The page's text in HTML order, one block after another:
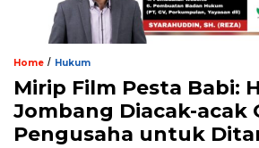
Home / Hukum
Mirip Film Pesta Babi:
Jombang Diacak-acak
Pengusaha untuk